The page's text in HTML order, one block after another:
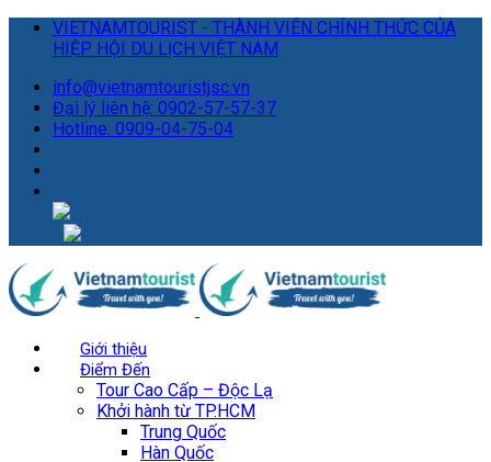
VIETNAMTOURIST - THÀNH VIÊN CHÍNH THỨC CỦA
HIỆP HỘI DU LỊCH VIỆT NAM
info@vietnamtouristjsc.vn
Đại lý liên hệ: 0902-57-57-37
Hotline: 0909-04-75-04
Giới thiệu
Điểm Đến
Tour Cao Cấp – Độc Lạ
Khởi hành từ TP.HCM
Trung Quốc
Hàn Quốc